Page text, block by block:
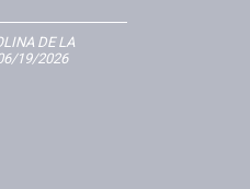
DE LA
19/2026